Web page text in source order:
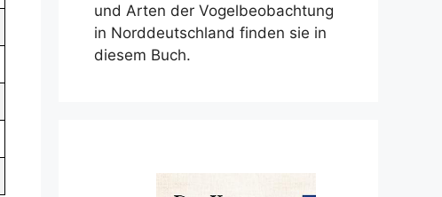
und Arten der Vogelbeobachtung
in Norddeutschland finden sie in
diesem Buch.